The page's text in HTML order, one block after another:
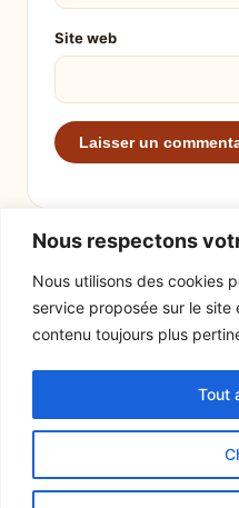
Nous respectons
Nous utilisons des cookies
service proposée sur le
contenu toujours plus
Tout
Site web
© 2026